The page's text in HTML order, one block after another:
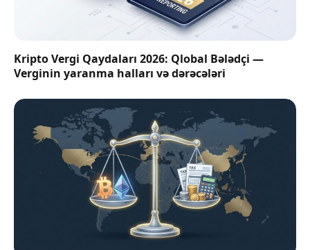
Kripto Vergi Qaydaları 2026: Qlobal Bələdçi —
Verginin yaranma halları və dərəcələri